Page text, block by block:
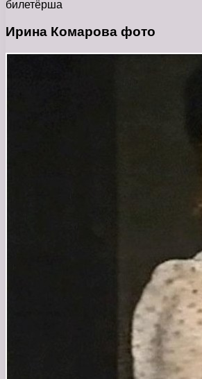
билетёрша
Ирина Комарова фото